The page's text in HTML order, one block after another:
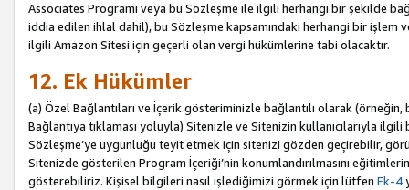
Associates Programı veya bu Sözleşme ile ilgili herhangi bir şekilde
iddia edilen ihlal dahil), bu Sözleşme kapsamındaki herhangi bir işlem
ilgili Amazon Sitesi için geçerli olan vergi hükümlerine tabi olacaktır.
12. Ek Hükümler
(a) Özel Bağlantıları ve İçerik gösteriminizle bağlantılı olarak
Bağlantıya tıklaması yoluyla) Sitenizle ve Sitenizin kullanıcılarıyla
Sözleşme’ye uygunluğu teyit etmek için sitenizi gözden geçirebilir,
Sitenizde gösterilen Program İçeriği’nin konumlandırılmasını
gösterebiliriz. Kişisel bilgileri nasıl işlediğimizi görmek için lütfen Ek-4